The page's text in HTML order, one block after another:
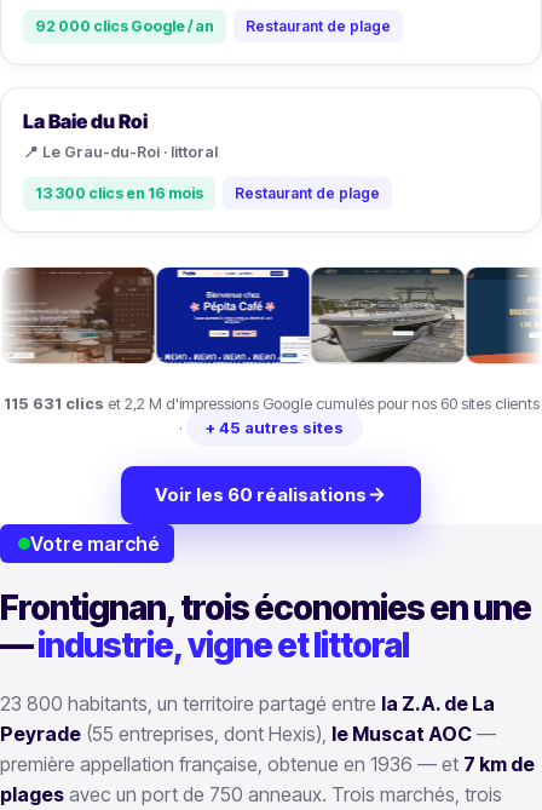
92 000 clics Google / an Restaurant de plage
La Baie du Roi
📍 Le Grau-du-Roi · littoral
13 300 clics en 16 mois Restaurant de plage
115 631 clics et 2,2 M d'impressions Google cumulés pour nos 60 sites clients
·
+ 45 autres sites
Voir les 60 réalisations
Votre marché
Frontignan, trois économies en une
—industrie, vigne et littoral
23 800 habitants, un territoire partagé entre la Z.A. de La
Peyrade (55 entreprises, dont Hexis), le Muscat AOC —
première appellation française, obtenue en 1936 — et 7 km de
plages avec un port de 750 anneaux. Trois marchés, trois